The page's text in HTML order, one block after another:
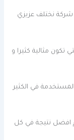
نختلف عزيزي
تكون مثالية كثيرا و
في الكثير
افضل نتيجة في كل